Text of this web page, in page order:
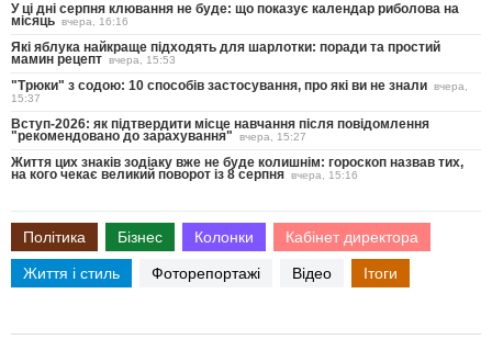
У ці дні серпня клювання не буде: що показує календар риболова на
місяць вчера, 16:16
Які яблука найкраще підходять для шарлотки: поради та простий
мамин рецепт вчера, 15:53
"Трюки" з содою: 10 способів застосування, про які ви не знали вчера,
15:37
Вступ-2026: як підтвердити місце навчання після повідомлення
"рекомендовано до зарахування" вчера, 15:27
Життя цих знаків зодіаку вже не буде колишнім: гороскоп назвав тих,
на кого чекає великий поворот із 8 серпня вчера, 15:16
Політика Бізнес Колонки Кабінет директора
Життя і стиль Фоторепортажі Відео Ітоги